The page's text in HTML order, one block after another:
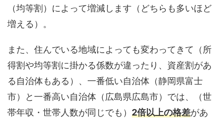
（均等割）によって増減します（どちらも多いほど
増える）。
また、住んでいる地域によっても変わってきて（所
得割や均等割に掛かる係数が違ったり、資産割があ
る自治体もある）、一番低い自治体（静岡県富士
市）と一番高い自治体（広島県広島市）では、（世
帯年収・世帯人数が同じでも） 2倍以上の格差があ